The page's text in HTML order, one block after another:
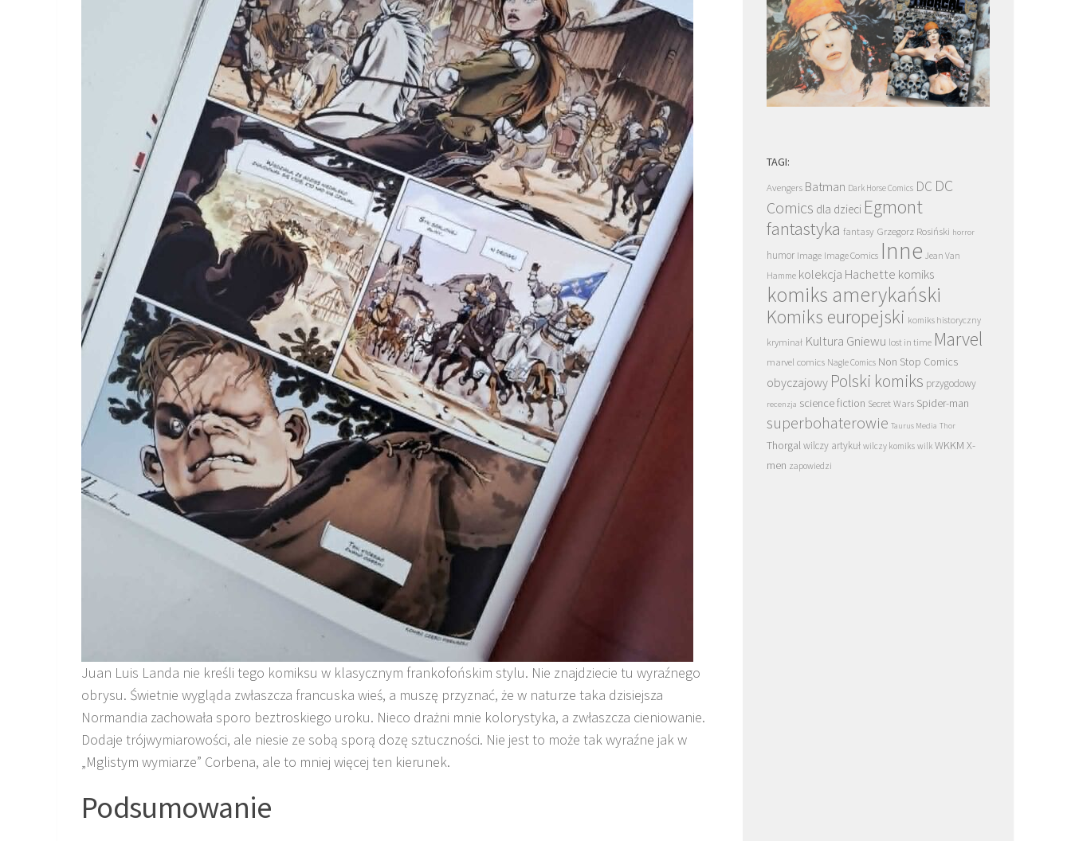
Juan Luis Landa nie kreśli tego komiksu w klasycznym frankofońskim stylu. Nie znajdziecie tu wyraźnego
obrysu. Świetnie wygląda zwłaszcza francuska wieś, a muszę przyznać, że w naturze taka dzisiejsza
Normandia zachowała sporo beztroskiego uroku. Nieco drażni mnie kolorystyka, a zwłaszcza cieniowanie.
Dodaje trójwymiarowości, ale niesie ze sobą sporą dozę sztuczności. Nie jest to może tak wyraźne jak w
„Mglistym wymiarze” Corbena, ale to mniej więcej ten kierunek.
Podsumowanie
TAGI:
Avengers Batman Dark Horse Comics DC DC
Comics dla dzieci Egmont
fantastyka fantasy Grzegorz Rosiński horror
humor Image Image Comics Inne Jean Van
Hamme kolekcja Hachette komiks
komiks amerykański
Komiks europejski komiks historyczny
kryminał Kultura Gniewu lost in time Marvel
marvel comics Nagle Comics Non Stop Comics
obyczajowy Polski komiks przygodowy
recenzja science fiction Secret Wars Spider-man
superbohaterowie Taurus Media Thor
Thorgalwilczy artykuł wilczy komiks wilk WKKM X-
men zapowiedzi